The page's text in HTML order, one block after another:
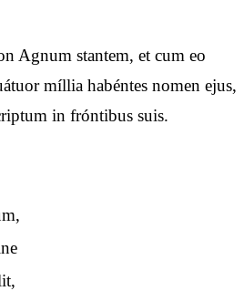
Agnum stantem, et cum eo
míllia habéntes nomen ejus,
in fróntibus suis.